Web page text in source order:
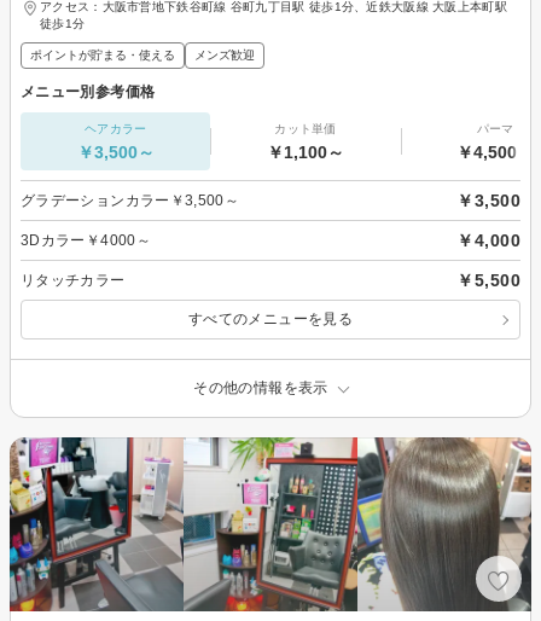
アクセス：大阪市営地下鉄谷町線 谷町九丁目駅 徒歩1分、近鉄大阪線 大阪上本町駅
徒歩1分
ポイントが貯まる・使える メンズ歓迎
メニュー別参考価格
ヘアカラー
￥3,500～
カット単価
￥1,100～
パーマ
￥4,500～
グラデーションカラー￥3,500～ ￥3,500
3Dカラー￥4000～ ￥4,000
リタッチカラー ￥5,500
すべてのメニューを見る
その他の情報を表示